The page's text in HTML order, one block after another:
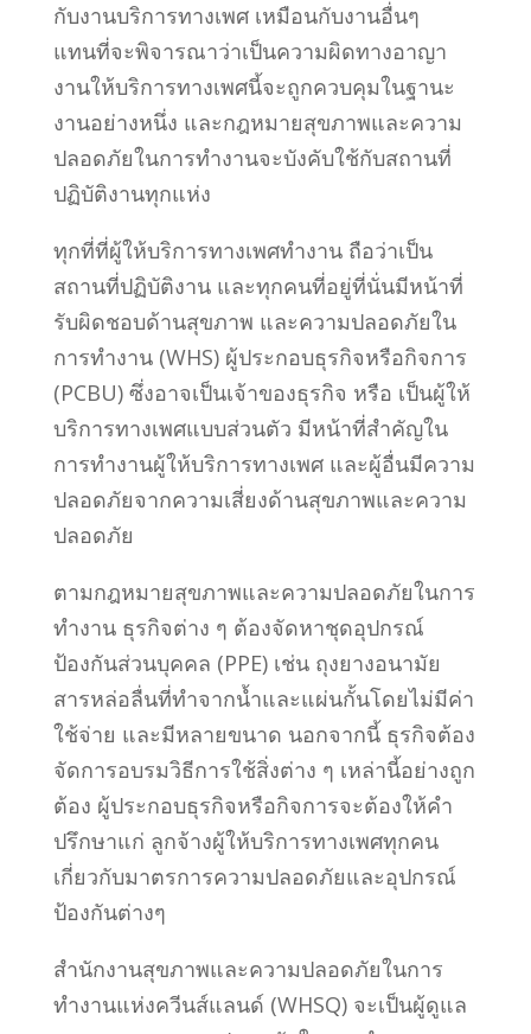
กับงานบริการทางเพศ เหมือนกับงานอื่นๆ
แทนที่จะพิจารณาว่าเป็นความผิดทางอาญา
งานให้บริการทางเพศนี้จะถูกควบคุมในฐานะ
งานอย่างหนึ่ง และกฎหมายสุขภาพและความ
ปลอดภัยในการทำงานจะบังคับใช้กับสถานที่
ปฏิบัติงานทุกแห่ง
ทุกที่ที่ผู้ให้บริการทางเพศทำงาน ถือว่าเป็น
สถานที่ปฏิบัติงาน และทุกคนที่อยู่ที่นั่นมีหน้าที่
รับผิดชอบด้านสุขภาพ และความปลอดภัยใน
การทำงาน (WHS) ผู้ประกอบธุรกิจหรือกิจการ
(PCBU) ซึ่งอาจเป็นเจ้าของธุรกิจ หรือ เป็นผู้ให้
บริการทางเพศแบบส่วนตัว มีหน้าที่สำคัญใน
การทำงานผู้ให้บริการทางเพศ และผู้อื่นมีความ
ปลอดภัยจากความเสี่ยงด้านสุขภาพและความ
ปลอดภัย
ตามกฎหมายสุขภาพและความปลอดภัยในการ
ทำงาน ธุรกิจต่าง ๆ ต้องจัดหาชุดอุปกรณ์
ป้องกันส่วนบุคคล (PPE) เช่น ถุงยางอนามัย
สารหล่อลื่นที่ทำจากน้ำและแผ่นกั้นโดยไม่มีค่า
ใช้จ่าย และมีหลายขนาด นอกจากนี้ ธุรกิจต้อง
จัดการอบรมวิธีการใช้สิ่งต่าง ๆ เหล่านี้อย่างถูก
ต้อง ผู้ประกอบธุรกิจหรือกิจการจะต้องให้คำ
ปรึกษาแก่ ลูกจ้างผู้ให้บริการทางเพศทุกคน
เกี่ยวกับมาตรการความปลอดภัยและอุปกรณ์
ป้องกันต่างๆ
สำนักงานสุขภาพและความปลอดภัยในการ
ทำงานแห่งควีนส์แลนด์ (WHSQ) จะเป็นผู้ดูแล